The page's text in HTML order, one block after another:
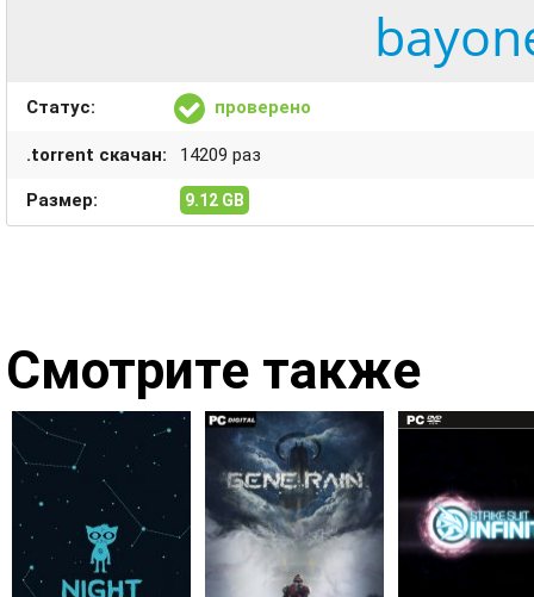
Статус: проверено
.torrent скачан: 14209 раз
Размер: 9.12 GB
Смотрите также